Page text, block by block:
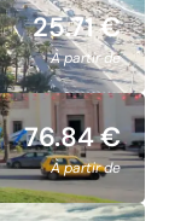
25.71 €
À partir de
76.84 €
À partir de